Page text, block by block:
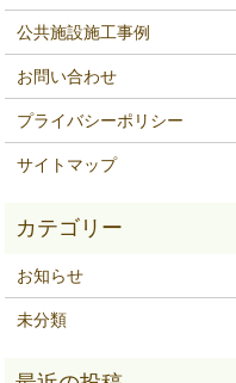
公共施設施工事例
お問い合わせ
プライバシーポリシー
サイトマップ
お知らせ
未分類